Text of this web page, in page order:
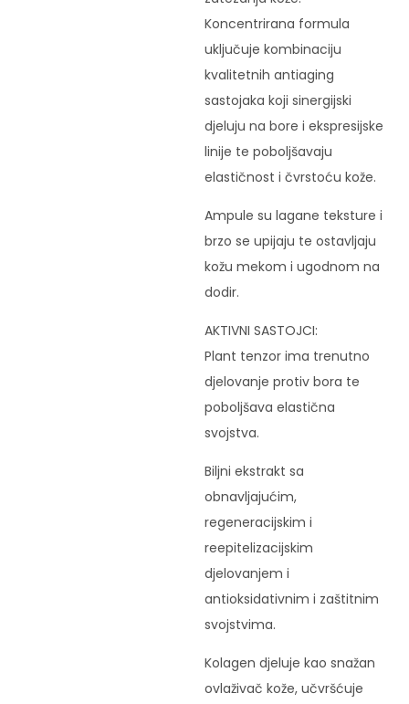
Koncentrirana formula
uključuje kombinaciju
kvalitetnih antiaging
sastojaka koji sinergijski
djeluju na bore i ekspresijske
linije te poboljšavaju
elastičnost i čvrstoću kože.
Ampule su lagane teksture i
brzo se upijaju te ostavljaju
kožu mekom i ugodnom na
dodir.
AKTIVNI SASTOJCI:
Plant tenzor ima trenutno
djelovanje protiv bora te
poboljšava elastična
svojstva.
Biljni ekstrakt sa
obnavljajućim,
regeneracijskim i
reepitelizacijskim
djelovanjem i
antioksidativnim i zaštitnim
svojstvima.
Kolagen djeluje kao snažan
ovlaživač kože, učvršćuje